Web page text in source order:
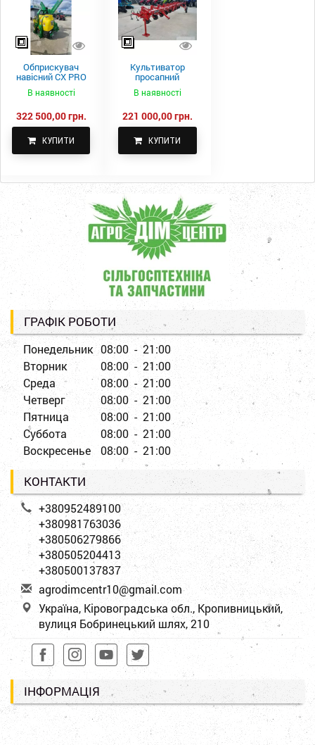
Обприскувач
навісний CX PRO
В наявності
322 500,00 грн.
КУПИТИ
Культиватор
просапний
КПН-5,6-05
В наявності
221 000,00 грн.
КУПИТИ
ГРАФІК РОБОТИ
Понедельник 08:00 - 21:00
Вторник
08:00 - 21:00
Среда
08:00 - 21:00
Четверг
08:00 - 21:00
Пятница
08:00 - 21:00
Суббота
08:00 - 21:00
Воскресенье
08:00 - 21:00
КОНТАКТИ
+380952489100
+380981763036
+380506279866
+380505204413
+380500137837
agrodimcentr10@gmail.com
Україна, Кіровоградська обл., Кропивницький,
вулиця Бобринецький шлях, 210
ІНФОРМАЦІЯ